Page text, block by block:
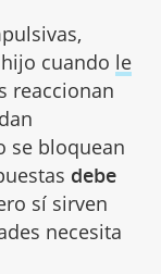
cuando le
reaccionan
se bloquean
debe
sí sirven
necesita